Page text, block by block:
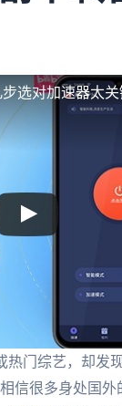
选对加速器太关
门综艺，却发
信很多身处国